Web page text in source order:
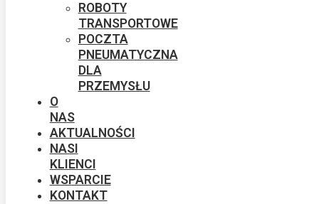
ROBOTY
TRANSPORTOWE
POCZTA
PNEUMATYCZNA
DLA
PRZEMYSŁU
O
NAS
AKTUALNOŚCI
NASI
KLIENCI
WSPARCIE
KONTAKT